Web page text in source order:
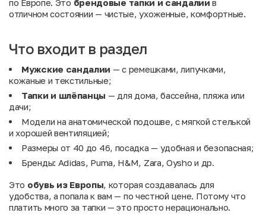
по Европе. Это брендовые тапки и сандалии в
отличном состоянии — чистые, ухоженные, комфортные.
Что входит в раздел
Мужские сандалии — с ремешками, липучками,
кожаные и текстильные;
Тапки и шлёпанцы — для дома, бассейна, пляжа или
дачи;
Модели на анатомической подошве, с мягкой стелькой
и хорошей вентиляцией;
Размеры от 40 до 46, посадка — удобная и безопасная;
Бренды: Adidas, Puma, H&M, Zara, Oysho и др.
Это обувь из Европы, которая создавалась для
удобства, а попала к вам — по честной цене. Потому что
платить много за тапки — это просто нерационально.